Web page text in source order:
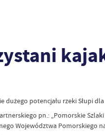
dużego potencjału rzeki Słupi
pn.: „Pomorskie
Województwa Pomorskiego